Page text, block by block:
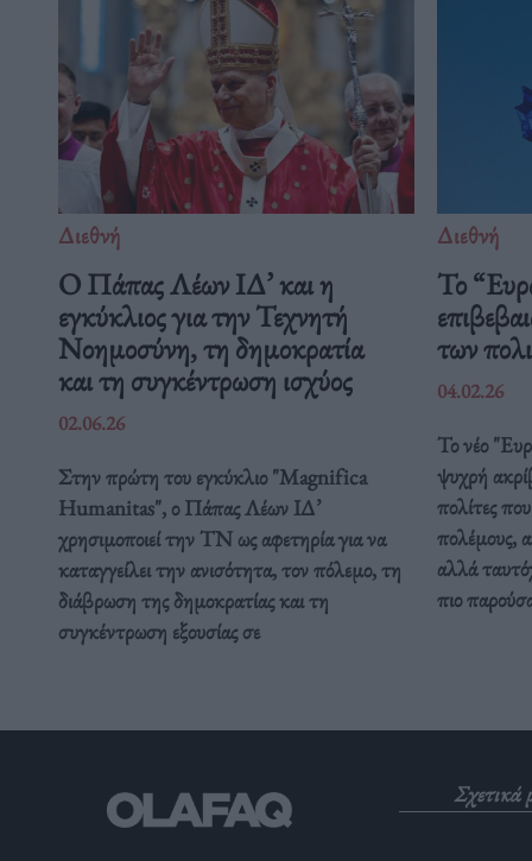
Διεθνή
Ο Πάπας Λέων ΙΔ’ και η
εγκύκλιος για την Τεχνητή
Νοημοσύνη, τη δημοκρατία
και τη συγκέντρωση ισχύος
02.06.26
Στην πρώτη του εγκύκλιο "Magnifica
Humanitas", ο Πάπας Λέων ΙΔ’
χρησιμοποιεί την ΤΝ ως αφετηρία για να
καταγγείλει την ανισότητα, τον πόλεμο, τη
διάβρωση της δημοκρατίας και τη
συγκέντρωση εξουσίας σε
Διεθνή
Το
των
04.02.26
Το νέο
ψυχρή
πολίτες
πολέμους,
αλλά
πιο
Σχετικά